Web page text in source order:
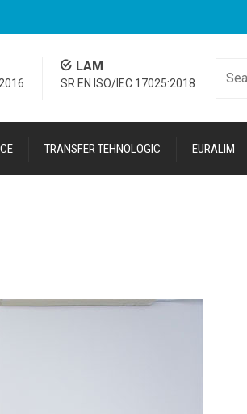
Cauta
LAM
SR EN ISO/IEC 17025:2018
TRANSFER TEHNOLOGIC EURALIM